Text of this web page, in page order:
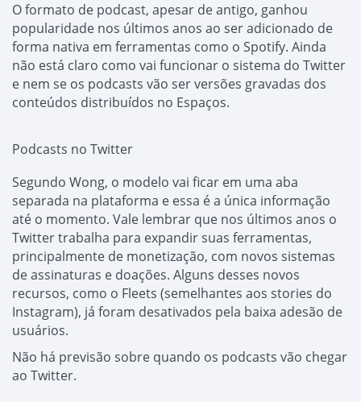
O formato de podcast, apesar de antigo, ganhou
popularidade nos últimos anos ao ser adicionado de
forma nativa em ferramentas como o Spotify. Ainda
não está claro como vai funcionar o sistema do Twitter
e nem se os podcasts vão ser versões gravadas dos
conteúdos distribuídos no Espaços.
Podcasts no Twitter
Segundo Wong, o modelo vai ficar em uma aba
separada na plataforma e essa é a única informação
até o momento. Vale lembrar que nos últimos anos o
Twitter trabalha para expandir suas ferramentas,
principalmente de monetização, com novos sistemas
de assinaturas e doações. Alguns desses novos
recursos, como o Fleets (semelhantes aos stories do
Instagram), já foram desativados pela baixa adesão de
usuários.
Não há previsão sobre quando os podcasts vão chegar
ao Twitter.